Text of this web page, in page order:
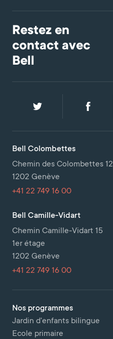
Restez en
contact avec
Bell
Nos programmes
Jardin d'enfants bilingue
Ecole primaire
Bell Colombettes
Chemin des Colombettes 12
1202 Genève
+41 22 749 16 00
Bell Camille-Vidart
Chemin Camille-Vidart 15
1er étage
1202 Genève
+41 22 749 16 00